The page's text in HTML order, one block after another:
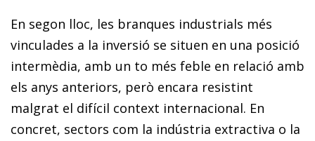
En segon lloc, les branques industrials més
vinculades a la inversió se situen en una posició
intermèdia, amb un to més feble en relació amb
els anys anteriors, però encara resistint
malgrat el difícil context internacional. En
concret, sectors com la indústria extractiva o la